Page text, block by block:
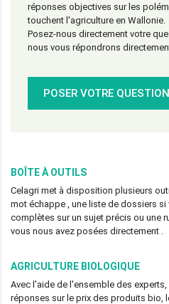
réponses objectives sur les
touchent l'agriculture en Wallonie.
Posez-nous directement votre
nous vous répondrons
POSER VOTRE QUESTION
BOÎTE À OUTILS
Celagri met à disposition plusieurs
mot échappe , une liste de dossiers
complètes sur un sujet précis ou une
vous nous avez posées directement .
AGRICULTURE BIOLOGIQUE
Avec l'aide de l'ensemble des
réponses sur le prix des produits bio,